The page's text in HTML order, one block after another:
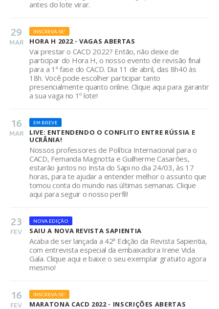
antes do lote virar.
29
MAR
INSCREVA-SE!
HORA H 2022 - VAGAS ABERTAS
Vai prestar o CACD 2022? Então, não deixe de
participar do Hora H, o nosso evento de revisão final
para a 1ª fase do CACD. Dia 11 de abril, das 8h40 às
18h. Você pode escolher participar tanto
presencialmente quanto online. Clique aqui para garantir
a sua vaga no 1º lote!
16
MAR
EM BREVE
LIVE: ENTENDENDO O CONFLITO ENTRE RÚSSIA E
UCRÂNIA!
Nossos professores de Política Internacional para o
CACD, Fernanda Magnotta e Guilherme Casarões,
estarão juntos no Insta do Sapi no dia 24/03, às 17
horas, para te ajudar a entender melhor o assunto que
tomou conta do mundo nas últimas semanas. Clique
aqui para seguir o nosso perfil!
23
FEV
NOVA EDIÇÃO
SAIU A NOVA REVISTA SAPIENTIA
Acaba de ser lançada a 42ª Edição da Revista Sapientia,
com entrevista especial da embaixadora Irene Vida
Gala. Clique aqui e baixe o seu exemplar gratuito agora
mesmo!
16
FEV
INSCREVA-SE!
MARATONA CACD 2022 - INSCRIÇÕES ABERTAS